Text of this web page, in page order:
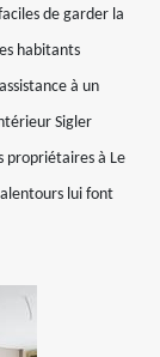
de garder la
habitants
à un
Sigler
propriétaires à Le
lui font